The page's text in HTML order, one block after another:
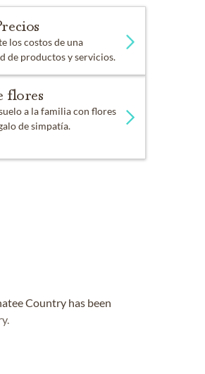
los costos de una
de productos y servicios.
flores
a la familia con flores
de simpatía.
Country has been